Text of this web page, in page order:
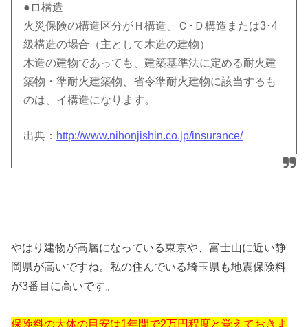
●ロ構造
火災保険の構造区分がＨ構造、Ｃ･Ｄ構造または3･4
級構造の場合（主として木造の建物）
木造の建物であっても、建築基準法に定める耐火建
築物・準耐火建築物、省令準耐火建物に該当するも
のは、イ構造になります。
出典： http://www.nihonjishin.co.jp/insurance/
やはり建物が高層になっている東京や、富士山に近い静
岡県が高いですね。私の住んでいる埼玉県も地震保険料
が3番目に高いです。
保険料の大体の目安は1年間で2万円程度と覚えておきま